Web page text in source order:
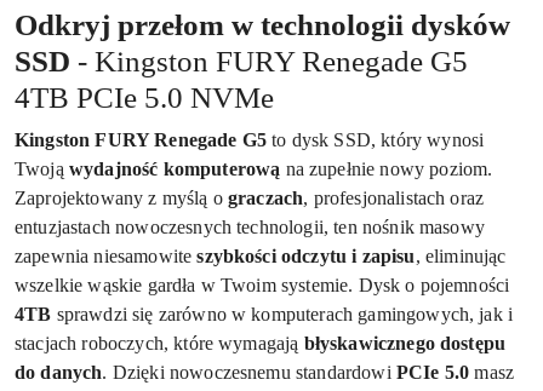
Odkryj przełom w technologii dysków
SSD - Kingston FURY Renegade G5
4TB PCIe 5.0 NVMe
Kingston FURY Renegade G5 to dysk SSD, który wynosi
Twoją wydajność komputerową na zupełnie nowy poziom.
Zaprojektowany z myślą ograczach, profesjonalistach oraz
entuzjastach nowoczesnych technologii, ten nośnik masowy
zapewnia niesamowiteszybkości odczytu i zapisu, eliminując
wszelkie wąskie gardła w Twoim systemie. Dysk o pojemności
4TB sprawdzi się zarówno w komputerach gamingowych, jak i
stacjach roboczych, które wymagają błyskawicznego dostępu
do danych. Dzięki nowoczesnemu standardowi PCIe 5.0 masz